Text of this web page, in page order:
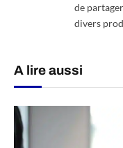
de
divers
A lire aussi